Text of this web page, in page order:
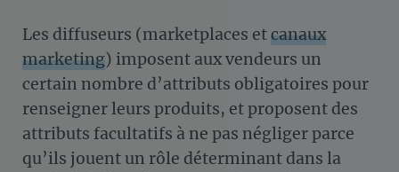
Les diffuseurs (marketplaces etcanaux
marketing) imposent aux vendeurs un
certain nombre d’attributs obligatoires pour
renseigner leurs produits, et proposent des
attributs facultatifs à ne pas négliger parce
qu’ils jouent un rôle déterminant dans la